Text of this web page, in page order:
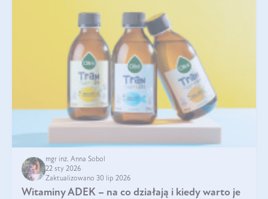
mgr inż. Anna Sobol
22 sty 2026
Zaktualizowano 30 lip 2026
Witaminy ADEK – na co działają i kiedy warto je